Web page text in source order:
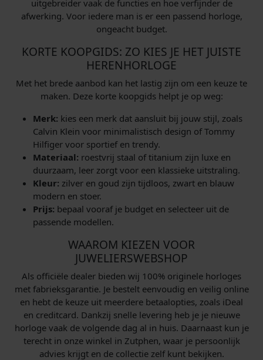
uitgebreider vaak de functies en hoe verfijnder de
afwerking. Voor iedere man is er een passend horloge,
ongeacht budget.
KORTE KOOPGIDS: ZO KIES JE HET JUISTE
HERENHORLOGE
Met het brede aanbod kan het lastig zijn om een keuze te
maken. Deze korte koopgids helpt je op weg:
Merk: kies een merk dat aansluit bij jouw stijl, zoals
Calvin Klein voor minimalistisch design of Tommy
Hilfiger voor sportief en trendy.
Materiaal: roestvrij staal of titanium zijn luxe en
duurzaam, leer zorgt voor een klassieke uitstraling.
Kleur: zilver en goud zijn tijdloos, zwart en blauw
modern en stoer.
Prijs: bepaal vooraf je budget en selecteer uit de
passende modellen.
WAAROM KIEZEN VOOR
JUWELIERSWEBSHOP
Als officiële dealer bieden wij 100% originele horloges
met fabrieksgarantie. Je bestelt eenvoudig en veilig online
en hebt de keuze uit meerdere betaalopties, zoals iDeal
en creditcard. Dankzij snelle levering heb je je nieuwe
horloge vaak de volgende dag al in huis. Daarnaast kun je
terecht in onze winkel in Zutphen, waar je persoonlijk
advies krijgt en de collectie zelf kunt bekijken.